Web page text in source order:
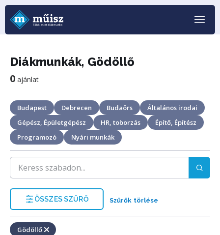
Diákmunkák, Gödöllő
0 ajánlat
Budapest Debrecen Budaörs
Általános irodai
Gépész, Épületgépész
HR, toborzás
Építő, Építész
Programozó
Nyári munkák
ÖSSZES SZŰRŐ Szűrők törlése
Gödöllő